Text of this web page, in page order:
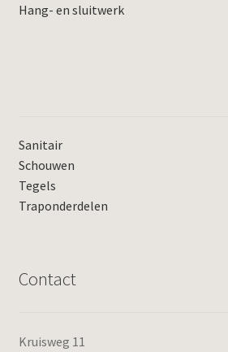
Hang- en sluitwerk
Sanitair
Schouwen
Tegels
Traponderdelen
Contact
Kruisweg 11